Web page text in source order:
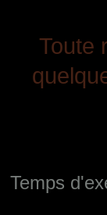
Toute
Temps